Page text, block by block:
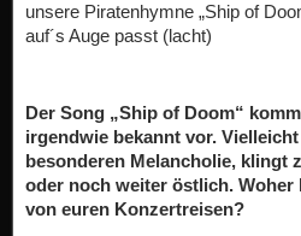
unsere Piratenhymne „Ship of
auf´s Auge passt (lacht)
Der Song „Ship of Doom“
irgendwie bekannt vor.
besonderen Melancholie, klingt
oder noch weiter östlich.
von euren Konzertreisen?